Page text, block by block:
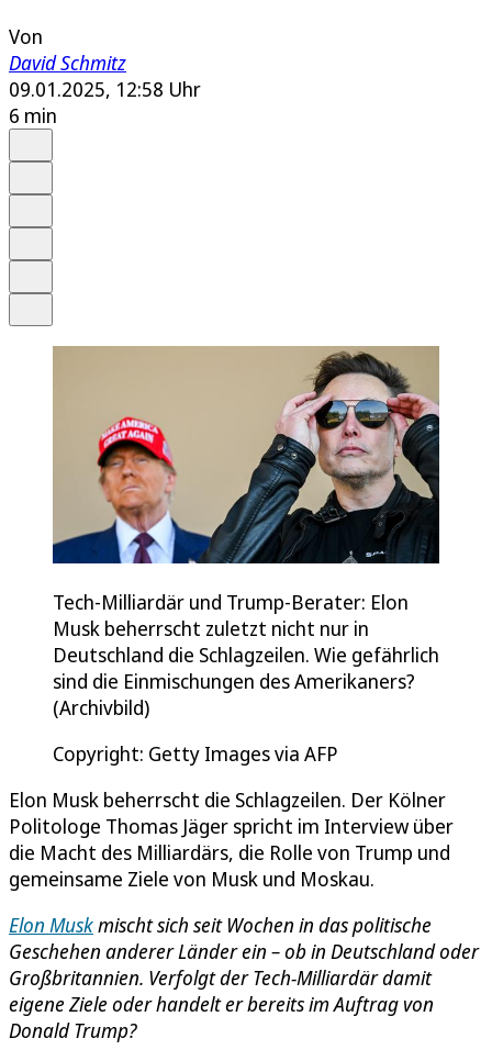
Von
David Schmitz
09.01.2025, 12:58 Uhr
6 min
Tech-Milliardär und Trump-Berater: Elon
Musk beherrscht zuletzt nicht nur in
Deutschland die Schlagzeilen. Wie gefährlich
sind die Einmischungen des Amerikaners?
(Archivbild)
Copyright: Getty Images via AFP
Elon Musk beherrscht die Schlagzeilen. Der Kölner
Politologe Thomas Jäger spricht im Interview über
die Macht des Milliardärs, die Rolle von Trump und
gemeinsame Ziele von Musk und Moskau.
Elon Muskmischt sich seit Wochen in das politische
Geschehen anderer Länder ein – ob in Deutschland oder
Großbritannien. Verfolgt der Tech-Milliardär damit
eigene Ziele oder handelt er bereits im Auftrag von
Donald Trump?